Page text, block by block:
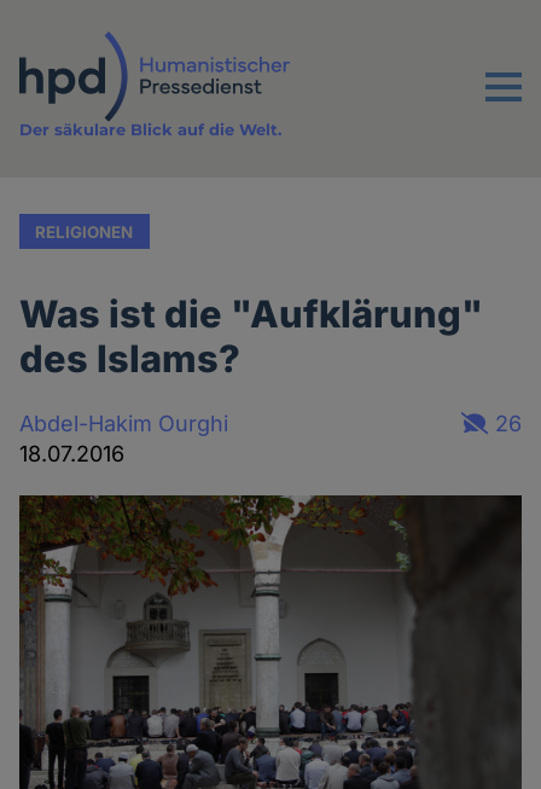
Inhalt
Menu
Der säkulare Blick auf die Welt.
RELIGIONEN
Was ist die "Aufklärung"
des Islams?
Abdel-Hakim Ourghi
18.07.2016
26